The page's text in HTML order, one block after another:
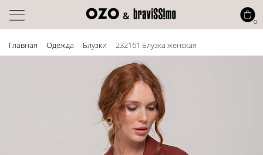
Главная Одежда Блузки 232161 Блузка женская
0